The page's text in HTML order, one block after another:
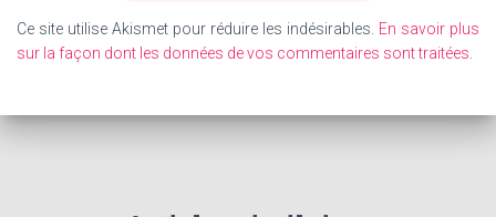
Ce site utilise Akismet pour réduire les indésirables. En savoir plus
sur la façon dont les données de vos commentaires sont traitées.